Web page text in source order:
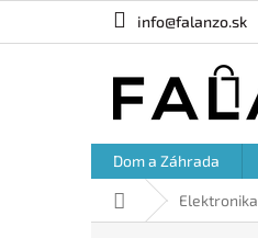
info@falanzo.sk
Dom a Záhrada
DomovElektronika